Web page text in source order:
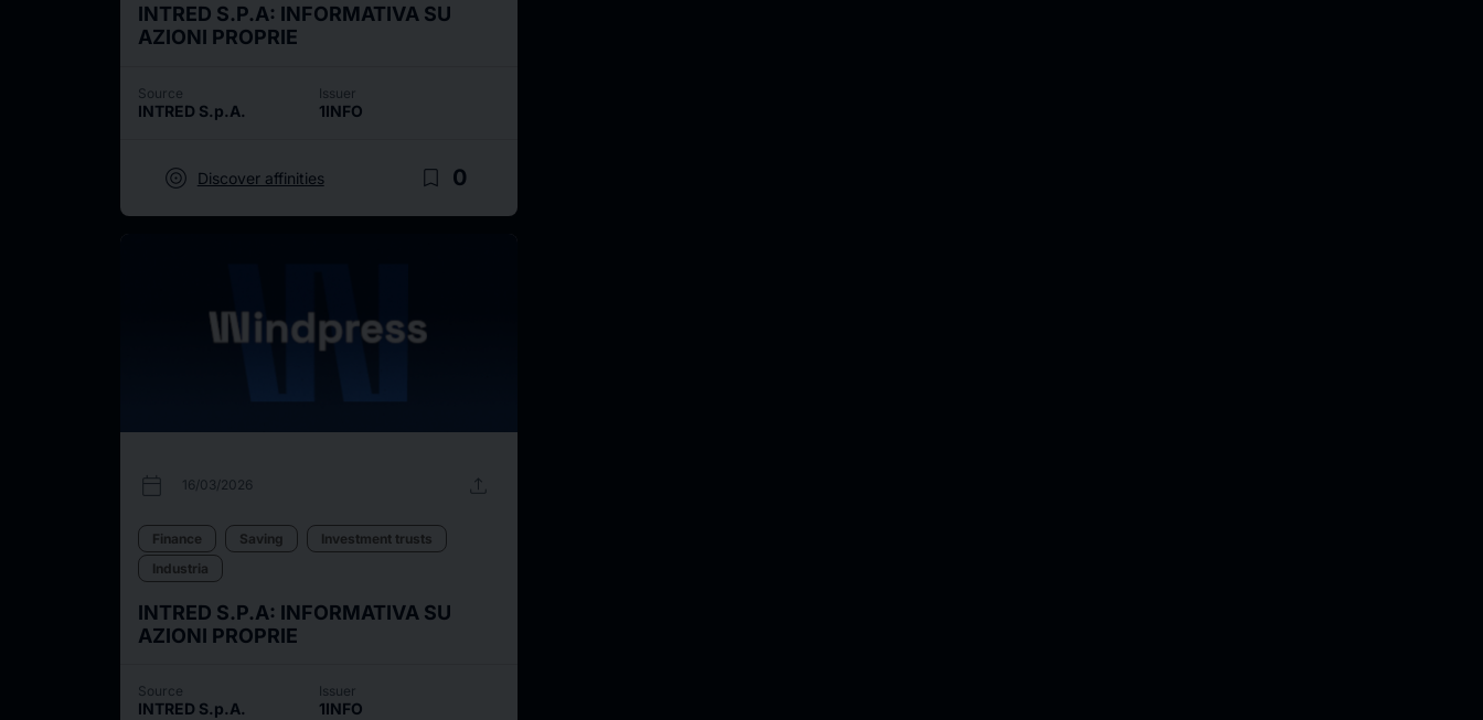
INTRED S.P.A: INFORMATIVA SU
AZIONI PROPRIE
Source
INTRED S.p.A.
Issuer
1INFO
target Discover affinities bookmark_border 0
calendar_today 16/03/2026 upload
Finance Saving
Investment trusts
Industria
INTRED S.P.A: INFORMATIVA SU
AZIONI PROPRIE
Source
INTRED S.p.A.
Issuer
1INFO